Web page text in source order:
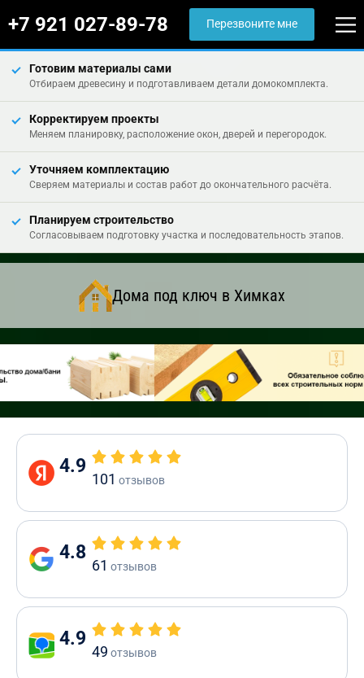
+7 921 027-89-78 Перезвоните мне
Готовим материалы сами
Отбираем древесину и подготавливаем детали домокомплекта.
Корректируем проекты
Меняем планировку, расположение окон, дверей и перегородок.
Уточняем комплектацию
Сверяем материалы и состав работ до окончательного расчёта.
Планируем строительство
Согласовываем подготовку участка и последовательность этапов.
Дома под ключ в Химках
4.9
101 отзывов
4.8
61 отзывов
4.9
49 отзывов